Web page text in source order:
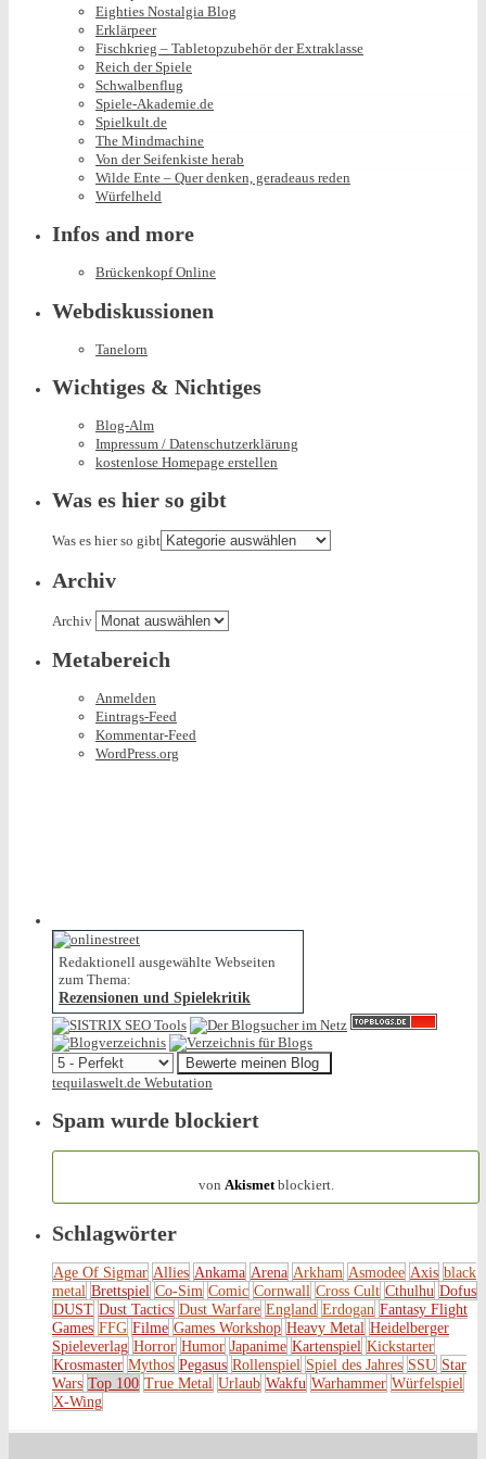
Eighties Nostalgia Blog
Erklärpeer
Fischkrieg – Tabletopzubehör der Extraklasse
Reich der Spiele
Schwalbenflug
Spiele-Akademie.de
Spielkult.de
The Mindmachine
Von der Seifenkiste herab
Wilde Ente – Quer denken, geradeaus reden
Würfelheld
Infos and more
Brückenkopf Online
Webdiskussionen
Tanelorn
Wichtiges & Nichtiges
Blog-Alm
Impressum / Datenschutzerklärung
kostenlose Homepage erstellen
Was es hier so gibt
Was es hier so gibt
Archiv
Archiv
Metabereich
Anmelden
Eintrags-Feed
Kommentar-Feed
WordPress.org
Redaktionell ausgewählte Webseiten
zum Thema:
Rezensionen und Spielekritik
tequilaswelt.de Webutation
Spam wurde blockiert
von Akismetblockiert.
Schlagwörter
Age Of Sigmar Allies Ankama Arena Arkham Asmodee Axis black
metal Brettspiel Co-Sim Comic Cornwall Cross Cult Cthulhu Dofus
DUST Dust Tactics Dust Warfare England Erdogan Fantasy Flight
Games FFG Filme Games Workshop Heavy Metal Heidelberger
Spieleverlag Horror Humor Japanime Kartenspiel Kickstarter
Krosmaster Mythos Pegasus Rollenspiel Spiel des Jahres SSU Star
Wars Top 100 True Metal Urlaub Wakfu Warhammer Würfelspiel
X-Wing